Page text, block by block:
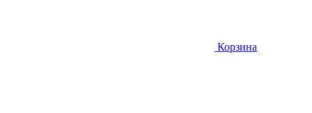
Корзина